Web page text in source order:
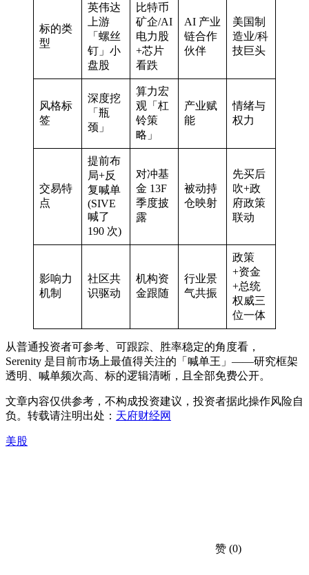
标的类
型
英伟达
上游
「螺丝
钉」小
盘股
比特币
矿企/AI
电力股
+芯片
看跌
AI 产业
链合作
伙伴
美国制
造业/科
技巨头
风格标
签
深度挖
「瓶
颈」
算力宏
观「杠
铃策
略」
产业赋
能
情绪与
权力
交易特
点
提前布
局+反
复喊单
(SIVE
喊了
190 次)
对冲基
金 13F
季度披
露
被动持
仓映射
先买后
吹+政
府政策
联动
影响力
机制
社区共
识驱动
机构资
金跟随
行业景
气共振
政策
+资金
+总统
权威三
位一体
从普通投资者可参考、可跟踪、胜率稳定的角度看，
Serenity 是目前市场上最值得关注的「喊单王」——研究框架
透明、喊单频次高、标的逻辑清晰，且全部免费公开。
文章内容仅供参考，不构成投资建议，投资者据此操作风险自
负。转载请注明出处： 天府财经网
美股
赞 (0)